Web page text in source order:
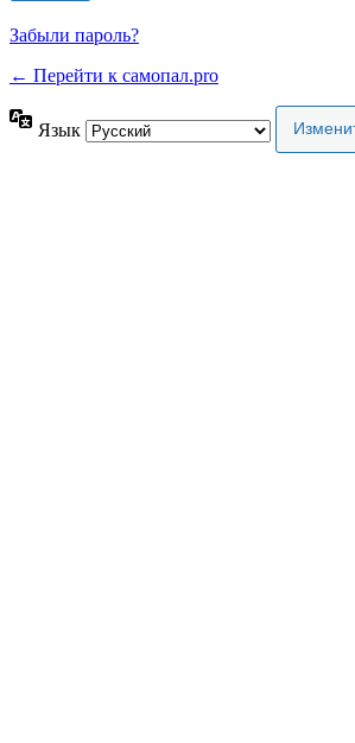
Забыли пароль?
← Перейти к самопал.pro
Язык